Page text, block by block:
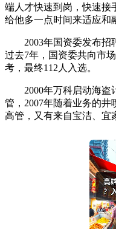
端人才快速到岗，快速接
给他多一点时间来适应和
2003年国资委发布招聘
过去7年，国资委共向市
考，最终112人入选。
2000年万科启动海盗
管，2007年随着业务的井
高管，又有来自宝洁、宜